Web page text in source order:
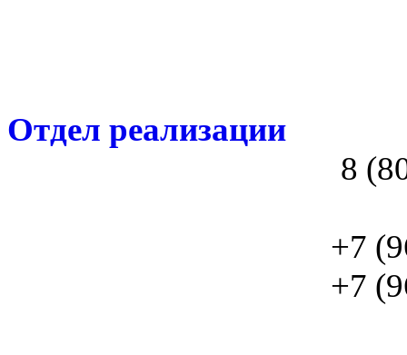
Отдел реализации
8
+7
+7